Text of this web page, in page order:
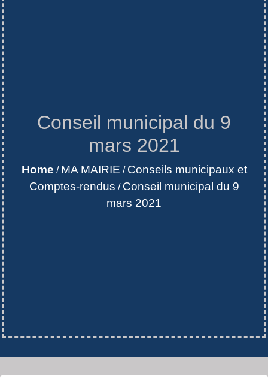
Conseil municipal du 9
mars 2021
Home / MA MAIRIE / Conseils municipaux et
Comptes-rendus / Conseil municipal du 9
mars 2021